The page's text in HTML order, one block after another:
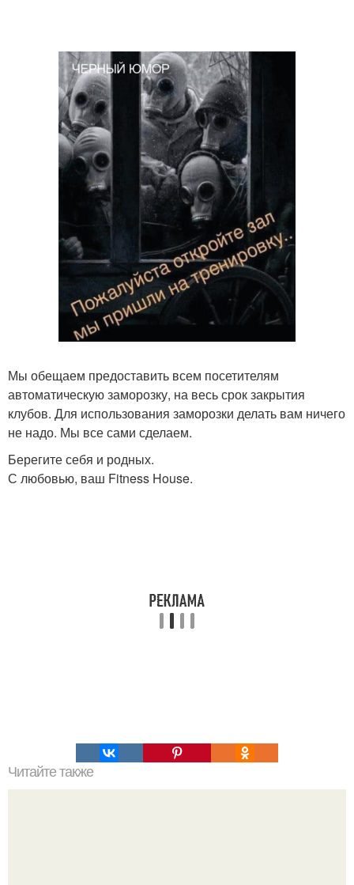
Мы обещаем предоставить всем посетителям
автоматическую заморозку, на весь срок закрытия
клубов. Для использования заморозки делать вам ничего
не надо. Мы все сами сделаем.
Берегите себя и родных.
С любовью, ваш Fitness House.
Читайте также